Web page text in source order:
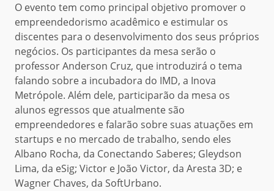
O evento tem como principal objetivo promover o
empreendedorismo acadêmico e estimular os
discentes para o desenvolvimento dos seus próprios
negócios. Os participantes da mesa serão o
professor Anderson Cruz, que introduzirá o tema
falando sobre a incubadora do IMD, a Inova
Metrópole. Além dele, participarão da mesa os
alunos egressos que atualmente são
empreendedores e falarão sobre suas atuações em
startups e no mercado de trabalho, sendo eles
Albano Rocha, da Conectando Saberes; Gleydson
Lima, da eSig; Victor e João Victor, da Aresta 3D; e
Wagner Chaves, da SoftUrbano.